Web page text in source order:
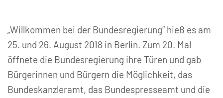
„Willkommen bei der Bundesregierung“ hieß es am
25. und 26. August 2018 in Berlin. Zum 20. Mal
öffnete die Bundesregierung ihre Türen und gab
Bürgerinnen und Bürgern die Möglichkeit, das
Bundeskanzleramt, das Bundespresseamt und die